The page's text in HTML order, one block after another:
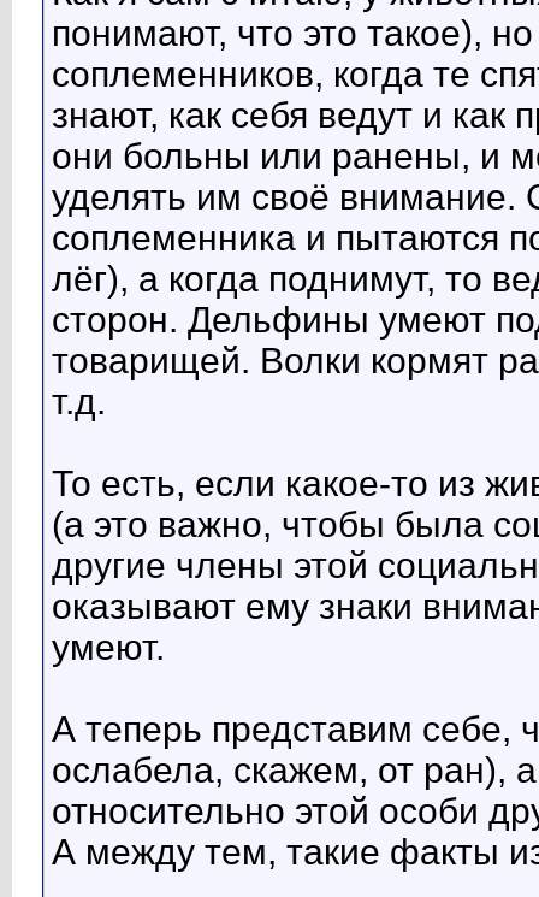
понимают, что это такое),
соплеменников, когда те
знают, как себя ведут и как
они больны или ранены, и
уделять им своё внимание.
соплеменника и пытаются
лёг), а когда поднимут, то
сторон. Дельфины умеют
товарищей. Волки кормят
т.д.
То есть, если какое-то из
(а это важно, чтобы была
другие члены этой
оказывают ему знаки
умеют.
А теперь представим себе,
ослабела, скажем, от ран),
относительно этой особи
А между тем, такие факты